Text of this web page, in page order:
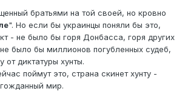
братьями на той своей, но кровно
". Но если бы украинцы поняли бы это,
- не было бы горя Донбасса, горя других
было бы миллионов погубленных судеб,
от диктатуры хунты.
поймут это, страна скинет хунту -
мир.